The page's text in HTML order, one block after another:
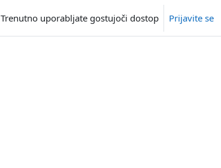
Trenutno uporabljate gostujoči dostop Prijavite se